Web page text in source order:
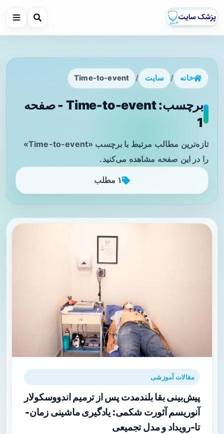
خانه / سایت /
Time-to-event
برچسب: Time-to-event - صفحه
1
تازه‌ترین مطالب مرتبط با برچسب «Time-to-event»
را در این صفحه مشاهده می‌کنید.
۱ مطلب
مقالات آموزشی
پیش‌بینی بقا بلندمدت پس از ترمیم اندووسکولار
آنوریسم آئورت شکمی: یادگیری ماشینی زمان-
تا-رویداد و مدل تجمیعی